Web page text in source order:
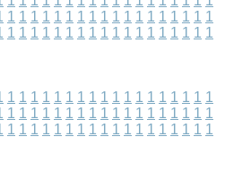
1 1 1 1 1 1 1 1 1 1 1 1 1 1 1 1 1 1
1 1 1 1 1 1 1 1 1 1 1 1 1 1 1 1 1 1
1 1 1 1 1 1 1 1 1 1 1 1 1 1 1 1 1 1
1 1 1 1 1 1 1 1 1 1 1 1 1 1 1 1 1 1
1 1 1 1 1 1 1 1 1 1 1 1 1 1 1 1 1 1